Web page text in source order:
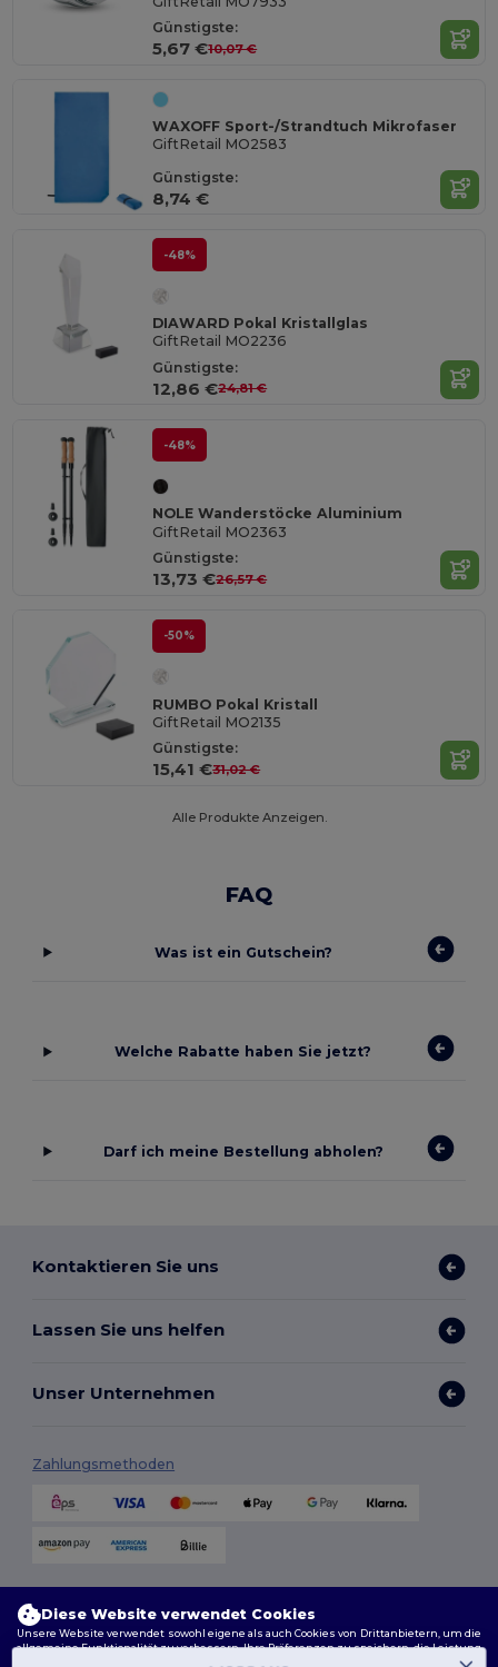
Günstigste:
5,67 €10,07 €
WAXOFF Sport-/Strandtuch Mikrofaser
GiftRetail MO2583
Günstigste:
8,74 €
-48%
DIAWARD Pokal Kristallglas
GiftRetail MO2236
Günstigste:
12,86 €24,81 €
-48%
NOLE Wanderstöcke Aluminium
GiftRetail MO2363
Günstigste:
13,73 €26,57 €
-50%
RUMBO Pokal Kristall
GiftRetail MO2135
Günstigste:
15,41 €31,02 €
Alle Produkte Anzeigen.
FAQ
Was ist ein Gutschein?
Welche Rabatte haben Sie jetzt?
Darf ich meine Bestellung abholen?
Kontaktieren Sie uns
Lassen Sie uns helfen
Unser Unternehmen
Zahlungsmethoden
Diese Website verwendet Cookies
Unsere Website verwendet sowohl eigene als auch Cookies von Drittanbietern, um die
allgemeine Funktionalität zu verbessern, Ihre Präferenzen zu speichern, die Leistung
der Website zu analysieren und ein reibungsloses und personalisiertes Surferlebnis